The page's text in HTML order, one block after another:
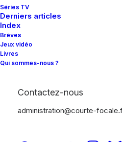
Séries TV
Derniers articles
Index
Brèves
Jeux vidéo
Livres
Qui sommes-nous ?
Contactez-nous
administration@courte-